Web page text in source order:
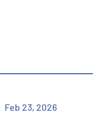
Feb 23, 2026